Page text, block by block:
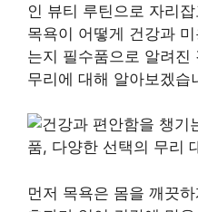
인 뷰티 루틴으로 자리
목욕이 어떻게 건강과
는지 필수품으로 알려진
무리에 대해 알아보겠습
먼저 목욕은 몸을 깨끗